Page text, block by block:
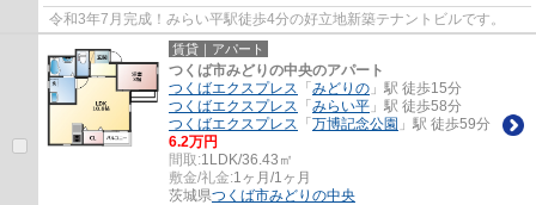
令和3年7月完成！みらい平駅徒歩4分の好立地新築テナントビルです。
賃貸｜アパート
つくば市みどりの中央のアパート
つくばエクスプレス 「 みどりの 」駅 徒歩15分
つくばエクスプレス 「 みらい平 」駅 徒歩58分
つくばエクスプレス 「 万博記念公園 」駅 徒歩59分
6.2万円
間取:1LDK/36.43㎡
敷金/礼金:1ヶ月/1ヶ月
茨城県つくば市みどりの中央